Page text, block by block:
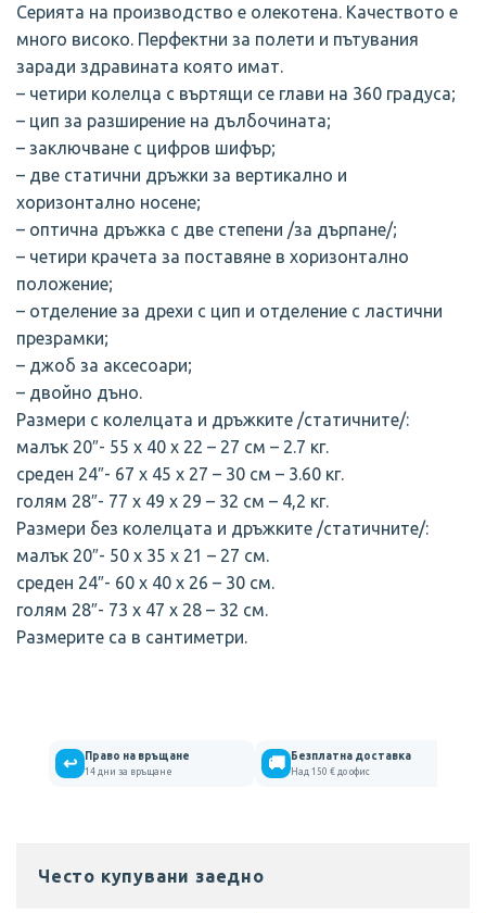
Серията на производство е олекотена. Качеството е
много високо. Перфектни за полети и пътувания
заради здравината която имат.
– четири колелца с въртящи се глави нa 360 градуса;
– цип за разширение на дълбочината;
– заключване с цифров шифър;
– две статични дръжки за вертикално и
хоризонтално носене;
– оптична дръжка с две степени /за дърпане/;
– четири крачета за поставяне в хоризонтално
положение;
– отделение за дрехи с цип и отделение с ластични
презрамки;
– джоб за аксесоари;
– двойно дъно.
Размери с колелцата и дръжките /статичните/:
малък 20″- 55 х 40 х 22 – 27 см – 2.7 кг.
среден 24″- 67 х 45 х 27 – 30 см – 3.60 кг.
голям 28″- 77 х 49 х 29 – 32 см – 4,2 кг.
Размери без колелцата и дръжките /статичните/:
малък 20″- 50 х 35 х 21 – 27 см.
среден 24″- 60 х 40 х 26 – 30 см.
голям 28″- 73 х 47 х 28 – 32 см.
Размерите са в сантиметри.
↩ Право на връщане
14 дни за връщане 🚚 Безплатна доставка
Над 150 € до офис
Често купувани заедно